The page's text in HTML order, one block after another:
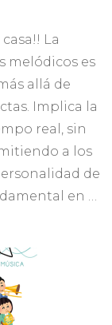
La
melódicos es
allá de
Implica la
real, sin
a los
de
en …